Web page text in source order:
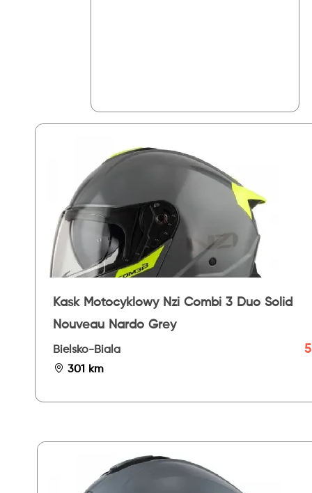
Kask Motocyklowy Nzi Combi 3 Duo Solid
Nouveau Nardo Grey
Bielsko-Biala
301 km